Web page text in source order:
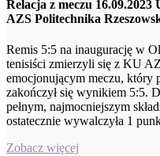
Relacja z meczu
AZS Politechnika
Remis 5:5 na inaugurację w
tenisiści zmierzyli się z KU
emocjonującym meczu, który
zakończył się wynikiem 5:5.
pełnym, najmocniejszym
ostatecznie wywalczyła 1
Zobacz więcej